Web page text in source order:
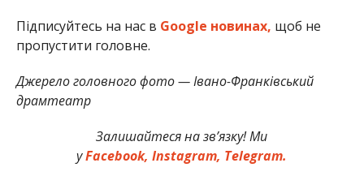
Підписуйтесь на нас в Google новинах, щоб не
пропустити головне.
Джерело головного фото — Івано-Франківський
драмтеатр
Залишайтеся на зв’язку! Ми
уFacebook, Instagram, Telegram.